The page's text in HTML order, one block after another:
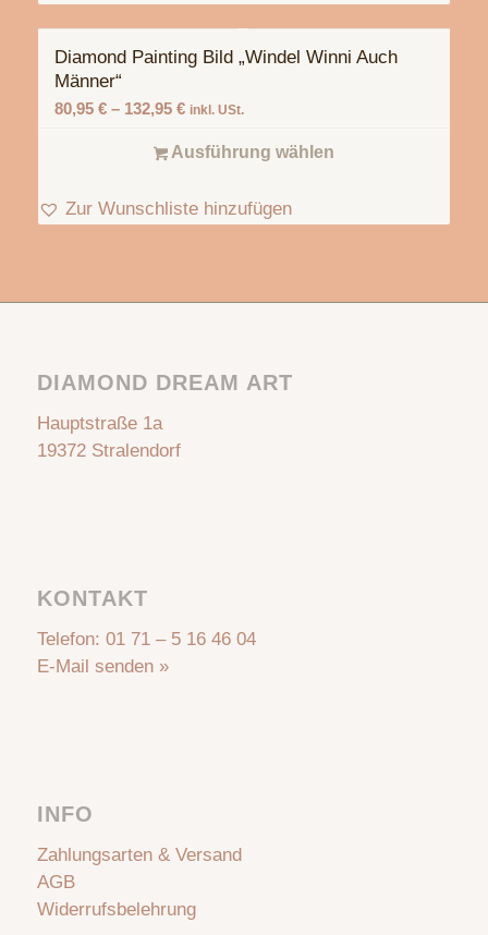
Diamond Painting Bild „Windel Winni Auch
Männer“
80,95 €– 132,95 € inkl. USt.
Ausführung wählen
Zur Wunschliste hinzufügen
DIAMOND DREAM ART
Hauptstraße 1a
19372 Stralendorf
KONTAKT
Telefon: 01 71 – 5 16 46 04
E-Mail senden »
INFO
Zahlungsarten & Versand
AGB
Widerrufsbelehrung